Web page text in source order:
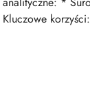
Kluczowe